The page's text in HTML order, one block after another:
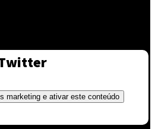
marketing e ativar este conteúdo